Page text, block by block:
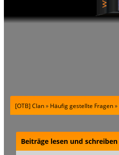
[OTB] Clan» Häufig gestellte Fragen»
Beiträge lesen und schreiben